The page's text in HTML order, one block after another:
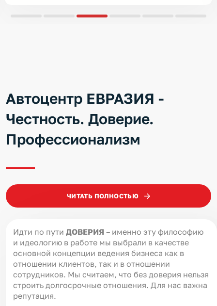
Автоцентр ЕВРАЗИЯ -
Честность. Доверие.
Профессионализм
ЧИТАТЬ ПОЛНОСТЬЮ
Идти по пути ДОВЕРИЯ – именно эту философию
и идеологию в работе мы выбрали в качестве
основной концепции ведения бизнеса как в
отношении клиентов, так и в отношении
сотрудников. Мы считаем, что без доверия нельзя
строить долгосрочные отношения. Для нас важна
репутация.